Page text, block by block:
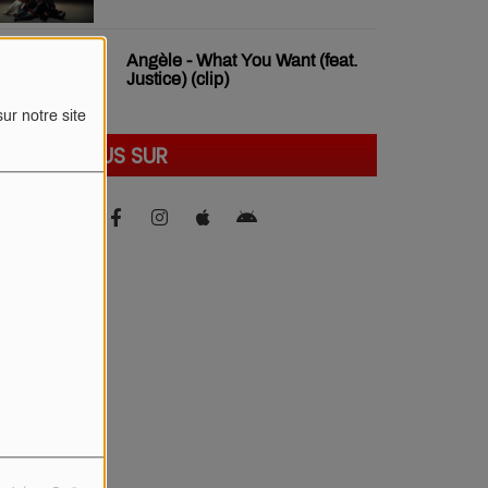
notre site
Angèle - What You Want (feat.
Justice) (clip)
SUIVEZ-NOUS SUR